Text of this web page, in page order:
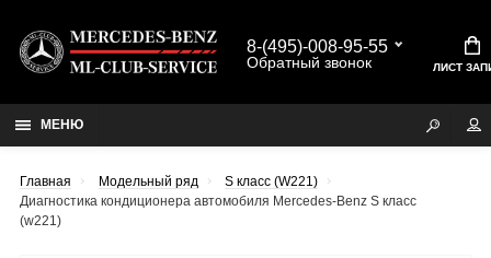
8-(495)-008-95-55
Обратный звонок ЛИСТ
МЕНЮ
Главная Модельный ряд
S класс (W221)
Диагностика кондиционера автомобиля Mercedes-Benz S класс
(w221)